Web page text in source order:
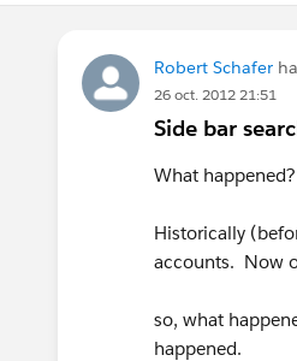
Robert Schafer
26 oct. 2012 21:51
Side bar
What happened?
Historically
accounts. Now
so, what
happened.